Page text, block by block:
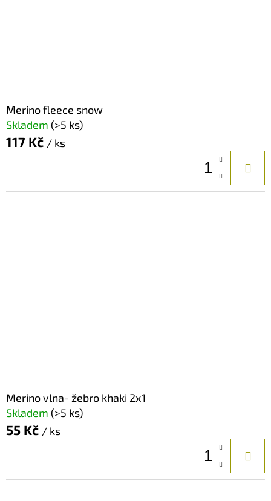
Merino fleece snow
Skladem (>5 ks)
117 Kč / ks
Merino vlna- žebro khaki 2x1
Skladem (>5 ks)
55 Kč / ks